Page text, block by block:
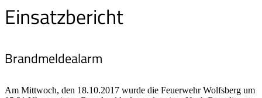
Einsatzbericht
Brandmeldealarm
Am Mittwoch, den 18.10.2017 wurde die Feuerwehr Wolfsberg um